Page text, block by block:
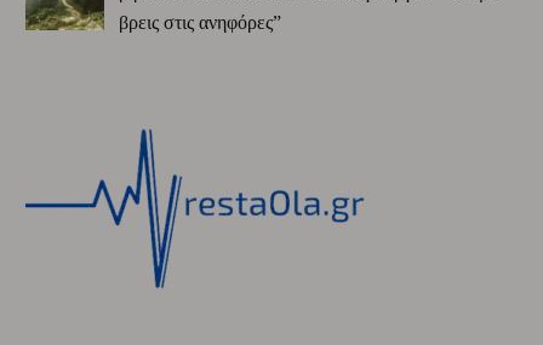
βρεις στις ανηφόρες”